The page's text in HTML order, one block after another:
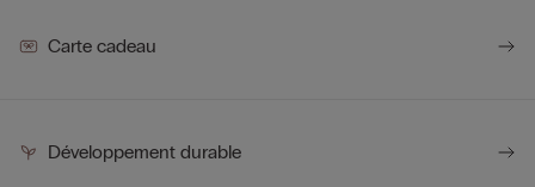
Carte cadeau
Développement durable